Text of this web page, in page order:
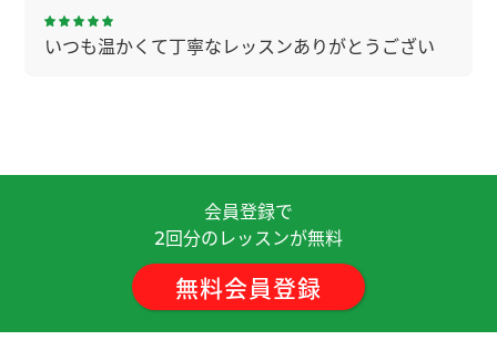
いつも温かくて丁寧なレッスンありがとうござい
今天也谢谢老师。下次见！( 女性 )
今天聊得很开心，谢谢老师，辛苦您了。
会員登録で
2回分のレッスンが無料
無料会員登録